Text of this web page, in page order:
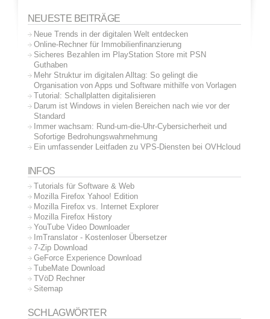
NEUESTE BEITRÄGE
Neue Trends in der digitalen Welt entdecken
Online-Rechner für Immobilienfinanzierung
Sicheres Bezahlen im PlayStation Store mit PSN
Guthaben
Mehr Struktur im digitalen Alltag: So gelingt die
Organisation von Apps und Software mithilfe von Vorlagen
Tutorial: Schallplatten digitalisieren
Darum ist Windows in vielen Bereichen nach wie vor der
Standard
Immer wachsam: Rund-um-die-Uhr-Cybersicherheit und
Sofortige Bedrohungswahrnehmung
Ein umfassender Leitfaden zu VPS-Diensten bei OVHcloud
INFOS
Tutorials für Software & Web
Mozilla Firefox Yahoo! Edition
Mozilla Firefox vs. Internet Explorer
Mozilla Firefox History
YouTube Video Downloader
ImTranslator - Kostenloser Übersetzer
7-Zip Download
GeForce Experience Download
TubeMate Download
TVöD Rechner
Sitemap
SCHLAGWÖRTER